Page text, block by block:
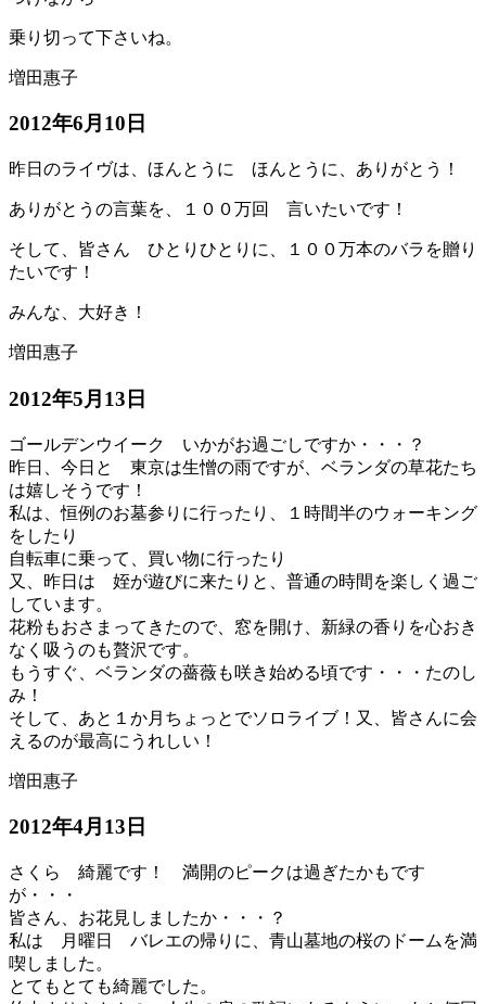
乗り切って下さいね。
増田惠子
2012年6月10日
昨日のライヴは、ほんとうに ほんとうに、ありがとう！
ありがとうの言葉を、１００万回 言いたいです！
そして、皆さん ひとりひとりに、１００万本のバラを贈り
たいです！
みんな、大好き！
増田惠子
2012年5月13日
ゴールデンウイーク いかがお過ごしですか・・・？
昨日、今日と 東京は生憎の雨ですが、ベランダの草花たち
は嬉しそうです！
私は、恒例のお墓参りに行ったり、１時間半のウォーキング
をしたり
自転車に乗って、買い物に行ったり
又、昨日は 姪が遊びに来たりと、普通の時間を楽しく過ご
しています。
花粉もおさまってきたので、窓を開け、新緑の香りを心おき
なく吸うのも贅沢です。
もうすぐ、ベランダの薔薇も咲き始める頃です・・・たのし
み！
そして、あと１か月ちょっとでソロライブ！又、皆さんに会
えるのが最高にうれしい！
増田惠子
2012年4月13日
さくら 綺麗です！ 満開のピークは過ぎたかもです
が・・・
皆さん、お花見しましたか・・・？
私は 月曜日 バレエの帰りに、青山墓地の桜のドームを満
喫しました。
とてもとても綺麗でした。